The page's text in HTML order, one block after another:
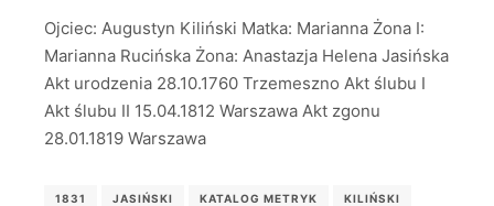
Ojciec: Augustyn Kiliński Matka: Marianna Żona I:
Marianna Rucińska Żona: Anastazja Helena Jasińska
Akt urodzenia 28.10.1760 Trzemeszno Akt ślubu I
Akt ślubu II 15.04.1812 Warszawa Akt zgonu
28.01.1819 Warszawa
1831 JASIŃSKI KATALOG METRYK KILIŃSKI